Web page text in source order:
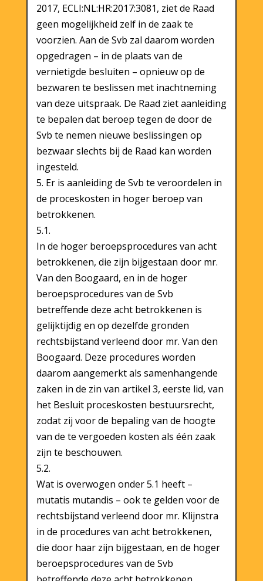
2017, ECLI:NL:HR:2017:3081, ziet de Raad
geen mogelijkheid zelf in de zaak te
voorzien. Aan de Svb zal daarom worden
opgedragen – in de plaats van de
vernietigde besluiten – opnieuw op de
bezwaren te beslissen met inachtneming
van deze uitspraak. De Raad ziet aanleiding
te bepalen dat beroep tegen de door de
Svb te nemen nieuwe beslissingen op
bezwaar slechts bij de Raad kan worden
ingesteld.
5. Er is aanleiding de Svb te veroordelen in
de proceskosten in hoger beroep van
betrokkenen.
5.1.
In de hoger beroepsprocedures van acht
betrokkenen, die zijn bijgestaan door mr.
Van den Boogaard, en in de hoger
beroepsprocedures van de Svb
betreffende deze acht betrokkenen is
gelijktijdig en op dezelfde gronden
rechtsbijstand verleend door mr. Van den
Boogaard. Deze procedures worden
daarom aangemerkt als samenhangende
zaken in de zin van artikel 3, eerste lid, van
het Besluit proceskosten bestuursrecht,
zodat zij voor de bepaling van de hoogte
van de te vergoeden kosten als één zaak
zijn te beschouwen.
5.2.
Wat is overwogen onder 5.1 heeft –
mutatis mutandis – ook te gelden voor de
rechtsbijstand verleend door mr. Klijnstra
in de procedures van acht betrokkenen,
die door haar zijn bijgestaan, en de hoger
beroepsprocedures van de Svb